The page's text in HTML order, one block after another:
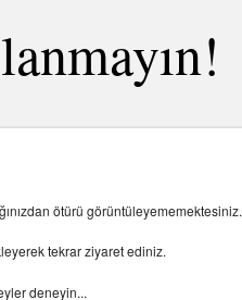
ötürü görüntüleyememektesiniz.
tekrar ziyaret ediniz.
deneyin...